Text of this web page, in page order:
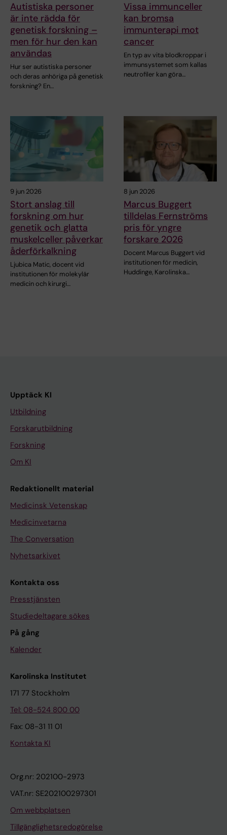
Autistiska personer
är inte rädda för
genetisk forskning –
men för hur den kan
användas
Hur ser autistiska personer
och deras anhöriga på genetisk
forskning? En…
Vissa immunceller
kan bromsa
immunterapi mot
cancer
En typ av vita blodkroppar i
immunsystemet som kallas
neutrofiler kan göra…
9 jun 2026
Stort anslag till
forskning om hur
genetik och glatta
muskelceller påverkar
åderförkalkning
Ljubica Matic, docent vid
institutionen för molekylär
medicin och kirurgi…
8 jun 2026
Marcus Buggert
tilldelas Fernströms
pris för yngre
forskare 2026
Docent Marcus Buggert vid
institutionen för medicin,
Huddinge, Karolinska…
Upptäck KI
Utbildning
Forskarutbildning
Forskning
Om KI
Redaktionellt material
Medicinsk Vetenskap
Medicinvetarna
The Conversation
Nyhetsarkivet
Kontakta oss
Presstjänsten
Studiedeltagare sökes
På gång
Kalender
Karolinska Institutet
171 77 Stockholm
Tel: 08-524 800 00
Fax: 08-31 11 01
Kontakta KI
Org.nr: 202100-2973
VAT.nr: SE202100297301
Om webbplatsen
Tillgänglighetsredogörelse